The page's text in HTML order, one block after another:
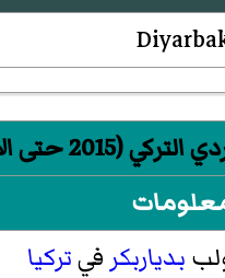
(2015 حتى الآن)
بدياربكر فيتركيا